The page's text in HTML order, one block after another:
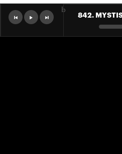
2026-07-
9.
842.
b